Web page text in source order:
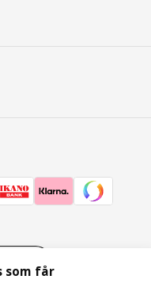
som får